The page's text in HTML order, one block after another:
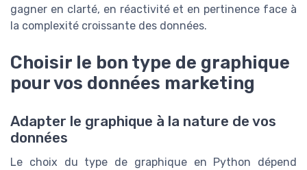
gagner en clarté, en réactivité et en pertinence face à
la complexité croissante des données.
Choisir le bon type de graphique
pour vos données marketing
Adapter le graphique à la nature de vos
données
Le choix du type de graphique en Python dépend